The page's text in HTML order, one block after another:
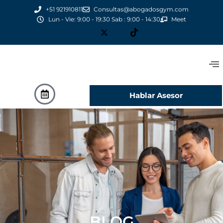
+51 921910811
Consultas@abogadosgym.com
Lun - Vie: 9:00 - 19:30 Sab : 9:00 - 14:30
Meet
Hablar Asesor